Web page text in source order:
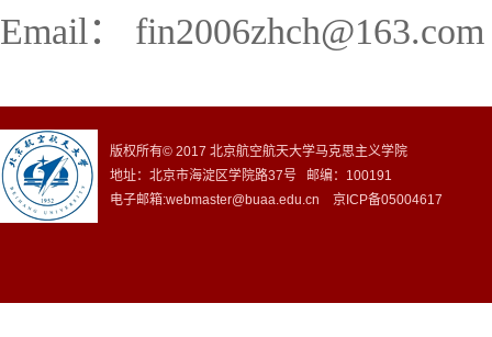
Email： fin2006zhch@163.com
版权所有© 2017 北京航空航天大学马克思主义学院
地址：北京市海淀区学院路37号 邮编：100191
电子邮箱:webmaster@buaa.edu.cn 京ICP备05004617